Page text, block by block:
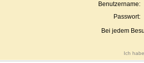
Benutzername:
Passwort:
Bei jedem
Ich